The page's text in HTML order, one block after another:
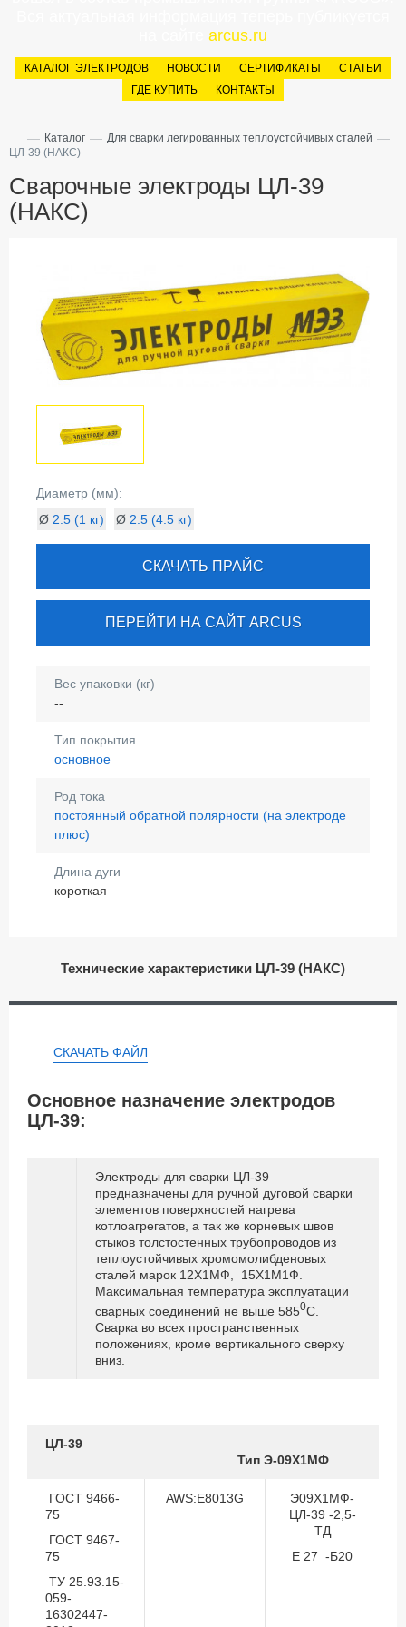
arcus.ru
КАТАЛОГ ЭЛЕКТРОДОВ НОВОСТИ СЕРТИФИКАТЫ
СТАТЬИ
ГДЕ КУПИТЬ
КОНТАКТЫ
— Каталог — Для сварки легированных теплоустойчивых сталей —
ЦЛ-39 (НАКС)
Сварочные электроды ЦЛ-39
(НАКС)
Диаметр (мм):
Ø 2.5 (1 кг) Ø 2.5 (4.5 кг)
СКАЧАТЬ ПРАЙС
ПЕРЕЙТИ НА САЙТ ARCUS
Вес упаковки (кг)
--
Тип покрытия
основное
Род тока
постоянный обратной полярности (на электроде
плюс)
Длина дуги
короткая
Технические характеристики ЦЛ-39 (НАКС)
СКАЧАТЬ ФАЙЛ
Основное назначение электродов
ЦЛ-39:
Электроды для сварки ЦЛ-39
предназначены для ручной дуговой сварки
элементов поверхностей нагрева
котлоагрегатов, а так же корневых швов
стыков толстостенных трубопроводов из
теплоустойчивых хромомолибденовых
сталей марок 12Х1МФ, 15Х1М1Ф.
Максимальная температура эксплуатации
сварных соединений не выше 5850С.
Сварка во всех пространственных
положениях, кроме вертикального сверху
вниз.
ЦЛ-39
Тип Э-09Х1МФ
ГОСТ 9466-
75
ГОСТ 9467-
75
ТУ 25.93.15-
059-
16302447-
AWS:E8013G
Э09Х1МФ-
ЦЛ-39 -2,5-
ТД
Е 27 -Б20